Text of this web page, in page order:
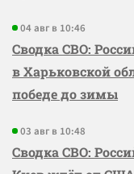
04 авг в 10:46
Сводка СВО:
в Харьковской
победе до зимы
03 авг в 10:48
Сводка СВО: